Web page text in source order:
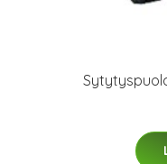
Sytytyspuola